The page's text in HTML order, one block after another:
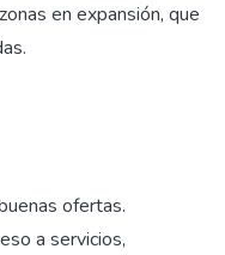
en expansión, que
ofertas.
a servicios,